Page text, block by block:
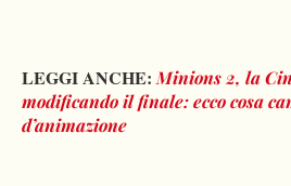
LEGGI ANCHE: Minions 2, la
modificando il finale: ecco cosa
d’animazione